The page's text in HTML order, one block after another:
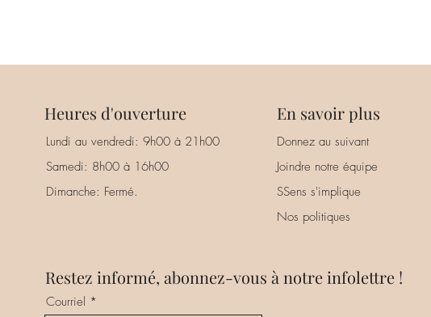
Heures d'ouverture
Lundi au vendredi: 9h00 à 21h00
Samedi: 8h00 à 16h00
Dimanche: Fermé.
En savoir plus
Donnez au suivant
Joindre notre équipe
SSens s'implique
Nos politiques
Restez informé, abonnez-vous à notre infolettre !
Courriel